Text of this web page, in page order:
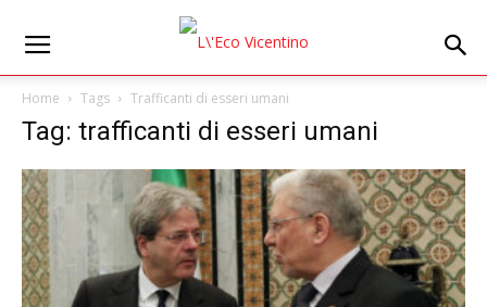
Home Tags Trafficanti di esseri umani
Tag: trafficanti di esseri umani